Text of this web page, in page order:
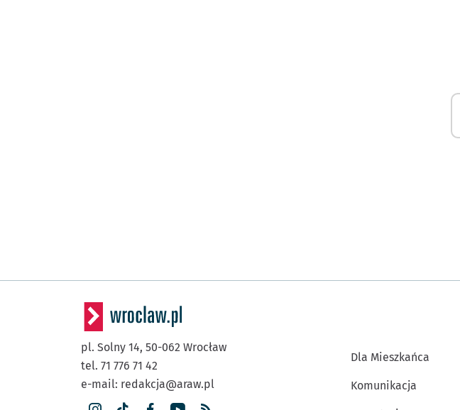
pl. Solny 14, 50-062 Wrocław
tel. 71 776 71 42
e-mail: redakcja@araw.pl
Dla Mieszkańca
Komunikacja